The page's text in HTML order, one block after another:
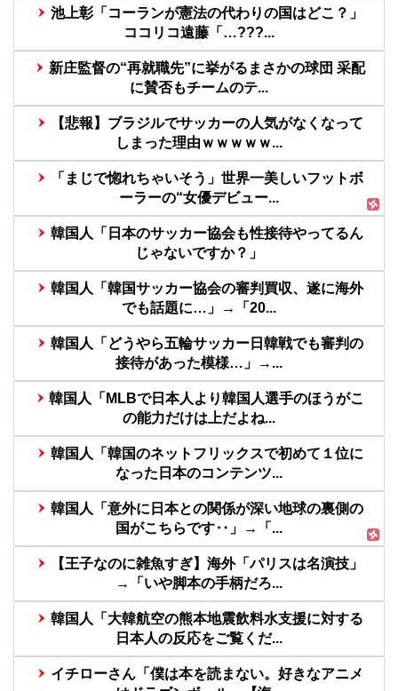
池上彰「コーランが憲法の代わりの国はどこ？」
ココリコ遠藤「…???...
新庄監督の“再就職先”に挙がるまさかの球団 采配
に賛否もチームのテ...
【悲報】ブラジルでサッカーの人気がなくなって
しまった理由ｗｗｗｗｗ...
「まじで惚れちゃいそう」世界一美しいフットボ
ーラーの“女優デビュー...
韓国人「日本のサッカー協会も性接待やってるん
じゃないですか？」
韓国人「韓国サッカー協会の審判買収、遂に海外
でも話題に…」→「20...
韓国人「どうやら五輪サッカー日韓戦でも審判の
接待があった模様…」→...
韓国人「MLBで日本人より韓国人選手のほうがこ
の能力だけは上だよね...
韓国人「韓国のネットフリックスで初めて１位に
なった日本のコンテンツ...
韓国人「意外に日本との関係が深い地球の裏側の
国がこちらです‥」→「...
【王子なのに雑魚すぎ】海外「パリスは名演技」
→「いや脚本の手柄だろ...
韓国人「大韓航空の熊本地震飲料水支援に対する
日本人の反応をご覧くだ...
イチローさん「僕は本を読まない。好きなアニメ